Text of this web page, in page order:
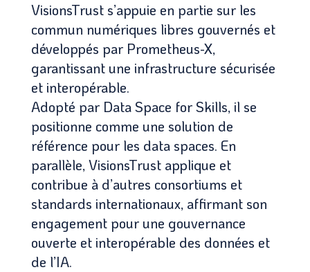
VisionsTrust s’appuie en partie sur les
commun numériques libres gouvernés et
développés par Prometheus-X,
garantissant une infrastructure sécurisée
et interopérable.
Adopté par Data Space for Skills, il se
positionne comme une solution de
référence pour les data spaces. En
parallèle, VisionsTrust applique et
contribue à d’autres consortiums et
standards internationaux, affirmant son
engagement pour une gouvernance
ouverte et interopérable des données et
de l’IA.